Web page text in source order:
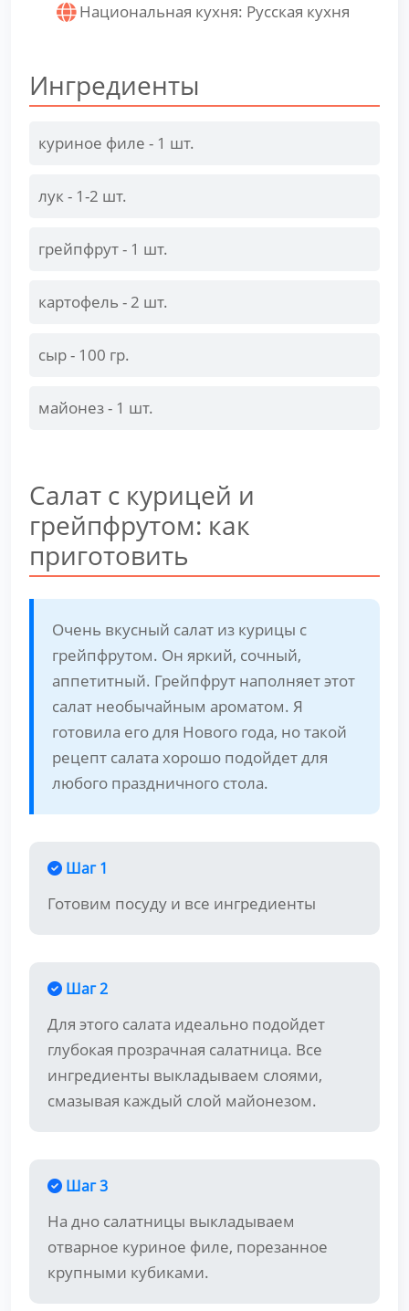
Национальная кухня: Русская кухня
Ингредиенты
куриное филе - 1 шт.
лук - 1-2 шт.
грейпфрут - 1 шт.
картофель - 2 шт.
сыр - 100 гр.
майонез - 1 шт.
Салат с курицей и
грейпфрутом: как
приготовить
Очень вкусный салат из курицы с
грейпфрутом. Он яркий, сочный,
аппетитный. Грейпфрут наполняет этот
салат необычайным ароматом. Я
готовила его для Нового года, но такой
рецепт салата хорошо подойдет для
любого праздничного стола.
Шаг 1
Готовим посуду и все ингредиенты
Шаг 2
Для этого салата идеально подойдет
глубокая прозрачная салатница. Все
ингредиенты выкладываем слоями,
смазывая каждый слой майонезом.
Шаг 3
На дно салатницы выкладываем
отварное куриное филе, порезанное
крупными кубиками.